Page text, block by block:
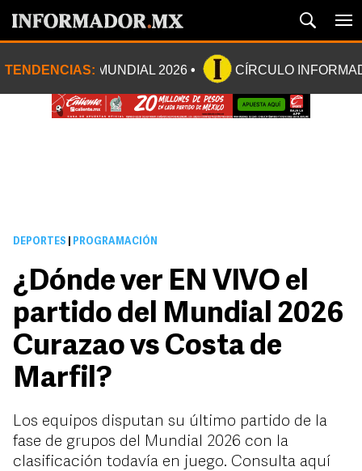
TENDENCIAS: MUNDIAL 2026 CÍRCULO
DEPORTES PROGRAMACIÓN
¿Dónde ver EN VIVO el
partido del Mundial 2026
Curazao vs Costa de
Marfil?
Los equipos disputan su último partido de la
fase de grupos del Mundial 2026 con la
clasificación todavía en juego. Consulta aquí